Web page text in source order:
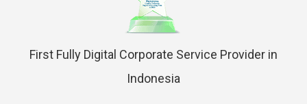
First Fully Digital Corporate Service Provider in
Indonesia